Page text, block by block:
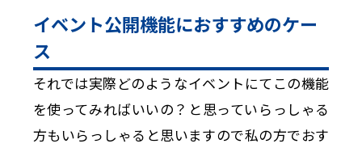
イベント公開機能におすすめのケー
ス
それでは実際どのようなイベントにてこの機能
を使ってみればいいの？と思っていらっしゃる
方もいらっしゃると思いますので私の方でおす